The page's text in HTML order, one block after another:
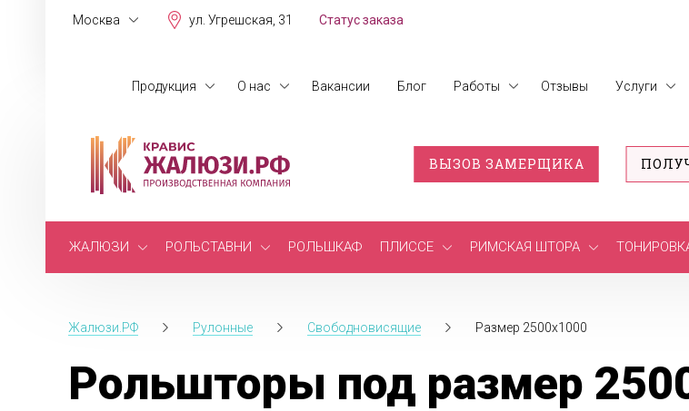
Москва ул. Угрешская, 31 Статус заказа
Продукция О нас Вакансии Блог Работы Отзывы Услуги
ВЫЗОВ ЗАМЕРЩИКА
ЖАЛЮЗИ РОЛЬСТАВНИ РОЛЬШКАФ ПЛИССЕ РИМСКАЯ ШТОРА
Жалюзи.РФ Рулонные Свободновисящие Размер 2500x1000
Рольшторы под размер